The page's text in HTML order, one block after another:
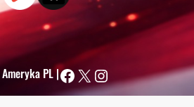
PL |Facebook
X Instagram